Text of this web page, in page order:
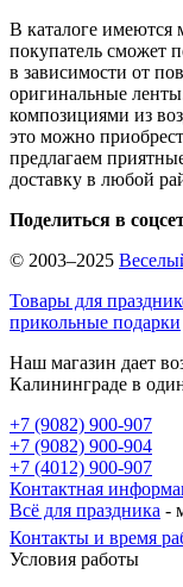
В каталоге имеются
покупатель сможет
в зависимости от
оригинальные
композициями из
это можно
предлагаем
доставку в любой
Поделиться в
© 2003–2025
Товары для
прикольные подарки
Наш магазин дает
Калининграде в
+7 (9082) 900-907
+7 (9082) 900-904
+7 (4012) 900-907
Контактная
Всё для праздника -
Контакты и время
Условия работы